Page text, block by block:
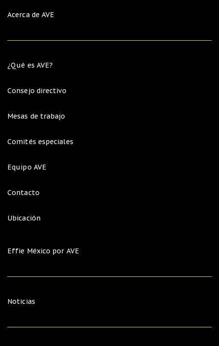
Acerca de AVE
¿Qué es AVE?
Consejo directivo
Mesas de trabajo
Comités especiales
Equipo AVE
Contacto
Ubicación
Effie México por AVE
Noticias